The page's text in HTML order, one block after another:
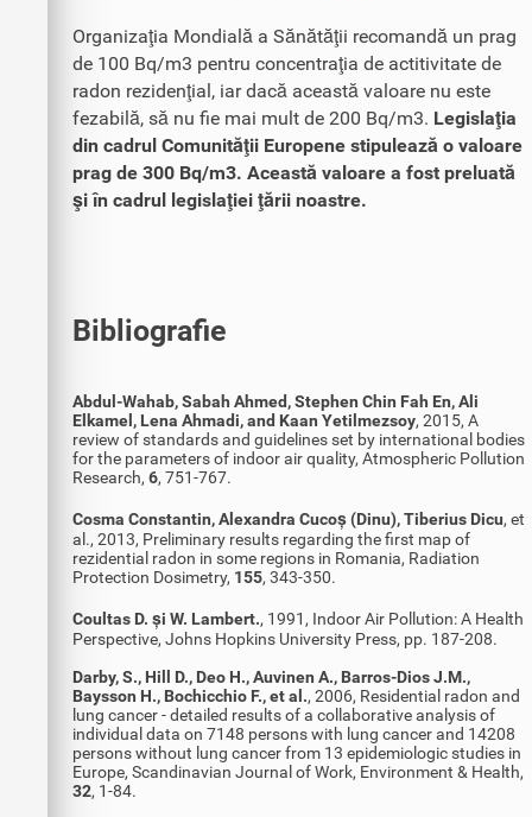
Organizaţia Mondială a Sănătăţii recomandă un prag
de 100 Bq/m3 pentru concentraţia de actitivitate de
radon rezidenţial, iar dacă această valoare nu este
fezabilă, să nu fie mai mult de 200 Bq/m3. Legislaţia
din cadrul Comunităţii Europene stipulează o valoare
prag de 300 Bq/m3. Această valoare a fost preluată
şi în cadrul legislaţiei ţării noastre.
Bibliografie
Abdul-Wahab, Sabah Ahmed, Stephen Chin Fah En, Ali
Elkamel, Lena Ahmadi, and Kaan Yetilmezsoy, 2015, A
review of standards and guidelines set by international bodies
for the parameters of indoor air quality, Atmospheric Pollution
Research, 6, 751-767.
Cosma Constantin, Alexandra Cucoș (Dinu), Tiberius Dicu, et
al., 2013, Preliminary results regarding the first map of
rezidential radon in some regions in Romania, Radiation
Protection Dosimetry, 155, 343-350.
Coultas D. și W. Lambert., 1991, Indoor Air Pollution: A Health
Perspective, Johns Hopkins University Press, pp. 187-208.
Darby, S., Hill D., Deo H., Auvinen A., Barros-Dios J.M.,
Baysson H., Bochicchio F., et al., 2006, Residential radon and
lung cancer - detailed results of a collaborative analysis of
individual data on 7148 persons with lung cancer and 14208
persons without lung cancer from 13 epidemiologic studies in
Europe, Scandinavian Journal of Work, Environment & Health,
32, 1-84.